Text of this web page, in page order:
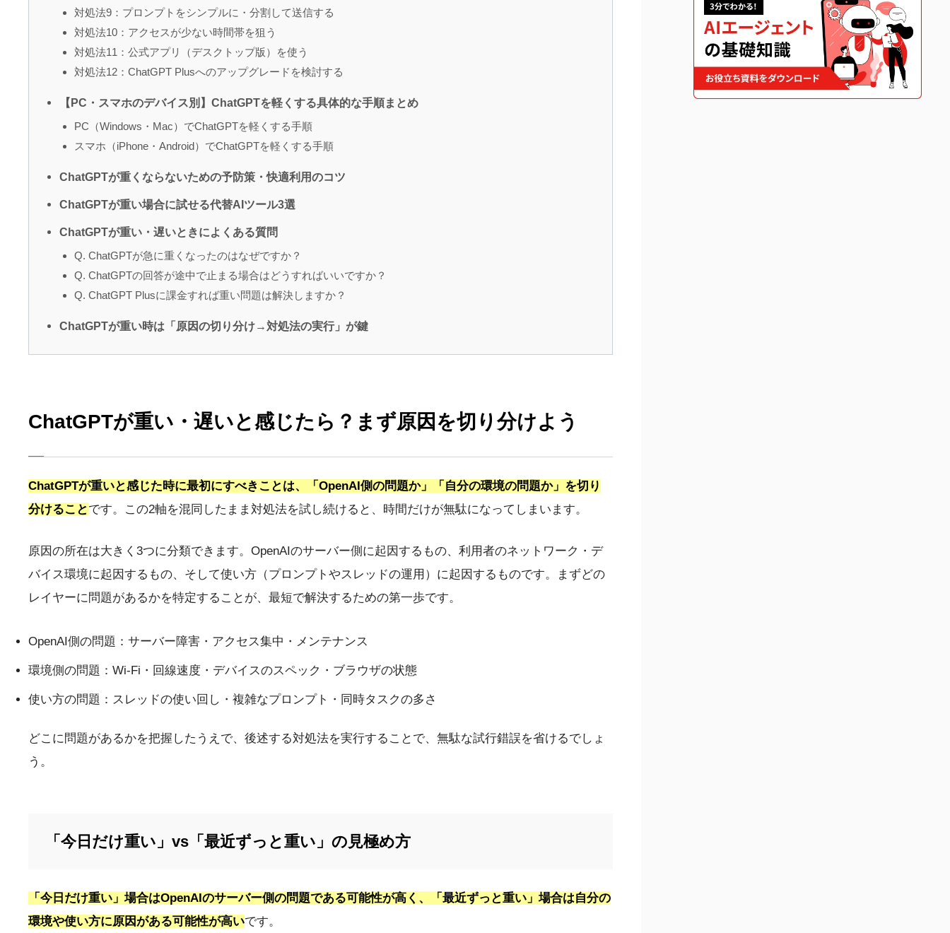
対処法9：プロンプトをシンプルに・分割して送信する
対処法10：アクセスが少ない時間帯を狙う
対処法11：公式アプリ（デスクトップ版）を使う
対処法12：ChatGPT Plusへのアップグレードを検討する
【PC・スマホのデバイス別】ChatGPTを軽くする具体的な手順まとめ
PC（Windows・Mac）でChatGPTを軽くする手順
スマホ（iPhone・Android）でChatGPTを軽くする手順
ChatGPTが重くならないための予防策・快適利用のコツ
ChatGPTが重い場合に試せる代替AIツール3選
ChatGPTが重い・遅いときによくある質問
Q. ChatGPTが急に重くなったのはなぜですか？
Q. ChatGPTの回答が途中で止まる場合はどうすればいいですか？
Q. ChatGPT Plusに課金すれば重い問題は解決しますか？
ChatGPTが重い時は「原因の切り分け→対処法の実行」が鍵
ChatGPTが重い・遅いと感じたら？まず原因を切り分けよう
ChatGPTが重いと感じた時に最初にすべきことは、「OpenAI側の問題か」「自分の環境の問題か」を切り
分けることです。この2軸を混同したまま対処法を試し続けると、時間だけが無駄になってしまいます。
原因の所在は大きく3つに分類できます。OpenAIのサーバー側に起因するもの、利用者のネットワーク・デ
バイス環境に起因するもの、そして使い方（プロンプトやスレッドの運用）に起因するものです。まずどの
レイヤーに問題があるかを特定することが、最短で解決するための第一歩です。
OpenAI側の問題：サーバー障害・アクセス集中・メンテナンス
環境側の問題：Wi-Fi・回線速度・デバイスのスペック・ブラウザの状態
使い方の問題：スレッドの使い回し・複雑なプロンプト・同時タスクの多さ
どこに問題があるかを把握したうえで、後述する対処法を実行することで、無駄な試行錯誤を省けるでしょ
う。
「今日だけ重い」vs「最近ずっと重い」の見極め方
「今日だけ重い」場合はOpenAIのサーバー側の問題である可能性が高く、「最近ずっと重い」場合は自分の
環境や使い方に原因がある可能性が高いです。